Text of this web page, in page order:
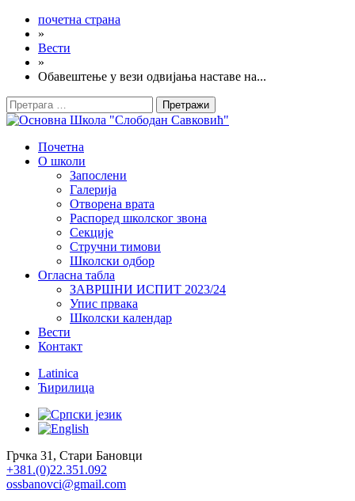
почетна страна
»
Вести
»
Обавештење у вези одвијања наставе на...
Претрага
за:
Почетна
О школи
Запослени
Галерија
Отворена врата
Распоред школског звона
Секције
Стручни тимови
Школски одбор
Огласна табла
ЗАВРШНИ ИСПИТ 2023/24
Упис првака
Школски календар
Вести
Контакт
Latinica
Ћирилица
Грчка 31, Стари Бановци
+381.(0)22.351.092
ossbanovci@gmail.com